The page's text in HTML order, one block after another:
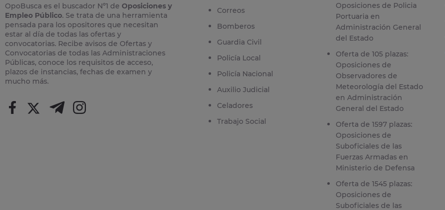
OpoBusca es el buscador Nº1 de Oposiciones y
Empleo Público. Se trata de una herramienta
pensada para los opositores que necesitan
estar al día de todas las ofertas y
convocatorias. Recibe avisos de Ofertas y
Convocatorias de todas las Administraciones
Públicas, conoce los requisitos de acceso,
plazos de instancias, fechas de examen y
mucho más.
Correos
Bomberos
Guardia Civil
Policía Local
Policía Nacional
Auxilio Judicial
Celadores
Trabajo Social
Oposiciones de Policia
Portuaria en
Administración General
del Estado
Oferta de 105 plazas:
Oposiciones de
Observadores de
Meteorología del Estado
en Administración
General del Estado
Oferta de 1597 plazas:
Oposiciones de
Suboficiales de las
Fuerzas Armadas en
Ministerio de Defensa
Oferta de 1545 plazas:
Oposiciones de
Suboficiales de las